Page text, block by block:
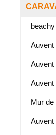
beachy
Auvent
Auvent
Auvent
Mur de
Auvent